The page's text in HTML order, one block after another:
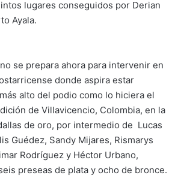
lugares conseguidos por Derian
Ayala.
se prepara ahora para intervenir en
donde aspira estar
alto del podio como lo hiciera el
de Villavicencio, Colombia, en la
de oro, por intermedio de Lucas
Guédez, Sandy Mijares, Rismarys
Rodríguez y Héctor Urbano,
preseas de plata y ocho de bronce.